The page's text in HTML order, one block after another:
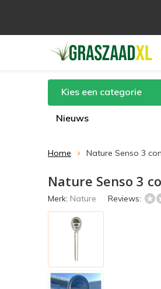
Kies een categorie
Nieuws
Home Nature Senso 3
Nature Senso 3
Merk: Nature Reviews: